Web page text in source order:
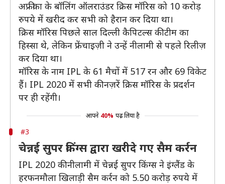
अफ्रीका के बॉलिंग ऑलराउंडर क्रिस मॉरिस को 10 करोड़
रुपये में खरीद कर सभी को हैरान कर दिया था।
क्रिस मॉरिस पिछले साल दिल्ली कैपिटल्स की टीम का
हिस्सा थे, लेकिन फ्रेंचाइज़ी ने उन्हें नीलामी से पहले रिलीज़
कर दिया था।
मॉरिस के नाम IPL के 61 मैचों में 517 रन और 69 विकेट
हैं। IPL 2020 में सभी की नज़रें क्रिस मॉरिस के प्रदर्शन
पर ही रहेंगी।
आपने 40% पढ़ लिया है
#3
चेन्नई सुपर किंग्स द्वारा खरीदे गए सैम कर्रन
IPL 2020 की नीलामी में चेन्नई सुपर किंग्स ने इंग्लैंड के
हरफनमौला खिलाड़ी सैम कर्रन को 5.50 करोड़ रुपये में